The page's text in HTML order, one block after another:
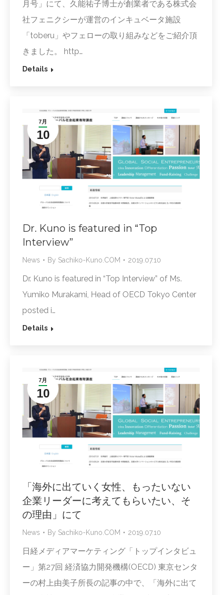
月号」にて、久能祐子博士が創業者である株式会
社フェニクシーが運営のインキュベータ施設
「toberu」やフェローの取り組みなどをご紹介頂
きました。 http…
Details
7月
10
Dr. Kuno is featured in “Top
Interview”
News By Sachiko-Kuno.COM 2019.07.10
Dr. Kuno is featured in “Top Interview” of Ms.
Yumiko Murakami, Head of OECD Tokyo Center
posted i…
Details
7月
10
「海外に出ていく女性、もったいない
企業リーダーに考えてもらいたい、そ
の理由」にて
News By Sachiko-Kuno.COM 2019.07.10
日経メディアマーケティング「トップインタビュ
ー」第27回 経済協力開発機構(OECD) 東京センタ
ーの村上由美子所長の記事の中で、「海外に出て